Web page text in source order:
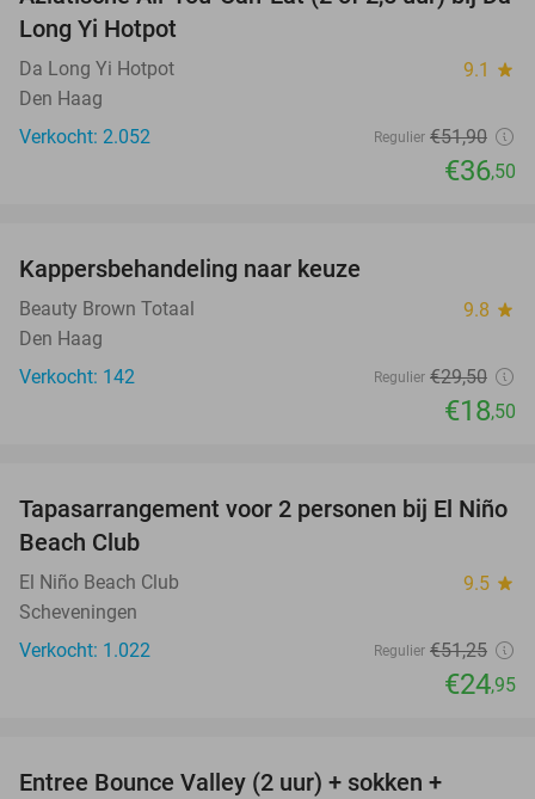
Long Yi Hotpot
Da Long Yi Hotpot 9.1 star
Den Haag
Verkocht: 2.052
Regulier €51,90
€36,50
Kappersbehandeling naar keuze
Beauty Brown Totaal 9.8 star
Den Haag
Verkocht: 142
Regulier €29,50
€18,50
51%
Tapasarrangement voor 2 personen bij El Niño
Beach Club
El Niño Beach Club 9.5 star
Scheveningen
Verkocht: 1.022
Regulier €51,25
€24,95
Entree Bounce Valley (2 uur) + sokken +